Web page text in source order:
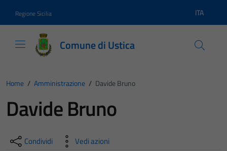
Regione Sicilia Lingua
ITA
Comune di Ustica
Home / Amministrazione / Davide Bruno
Davide Bruno
Condividi Vedi azioni